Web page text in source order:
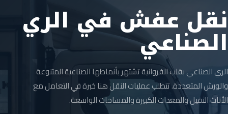
نقل عفش في الري
الصناعي
الري الصناعي بقلب الفروانية تشتهر بأنماطها الصناعية المتنوعة
والورش المتعددة. تتطلب عمليات النقل هنا خبرة في التعامل مع
الأثاث الثقيل والمعدات الكبيرة والمساحات الواسعة.